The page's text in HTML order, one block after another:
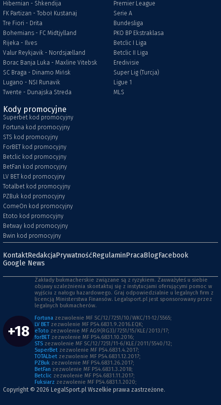
Hibernian - Shkendija
FK Partizan - Toboł Kustanaj
Tre Fiori - Drita
Bohemians - FC Midtjylland
Rijeka - Ilves
Valur Reykjavik - Nordsjælland
Borac Banja Luka - Maxline Vitebsk
SC Braga - Dinamo Mińsk
Lugano - NSI Runavik
Twente - Dunajska Streda
Premier League
Serie A
Bundesliga
PKO BP Ekstraklasa
Betclic I Liga
Betclic II Liga
Eredivisie
Super Lig (Turcja)
Ligue 1
MLS
Kody promocyjne
Superbet kod promocyjny
Fortuna kod promocyjny
STS kod promocyjny
ForBET kod promocyjny
Betclic kod promocyjny
BetFan kod promocyjny
LV BET kod promocyjny
Totalbet kod promocyjny
PZBuk kod promocyjny
ComeOn kod promocyjny
Etoto kod promocyjny
Betway kod promocyjny
Bwin kod promocyjny
KontaktRedakcjaPrywatnośćRegulaminPracaBlogFacebook
Google News
+18
Zakłady bukmacherskie związane są z ryzykiem. Zauważyłeś u siebie
objawy uzależnienia skontaktuj się z instytucjami oferującymi pomoc w
wyjściu z nałogu hazardowego. Graj odpowiedzialnie u legalnych firm z
licencją Ministerstwa Finansów. Legalsport.pl jest sponsorowany przez
legalnych bukmacherów.
Fortuna zezwolenie MF SC/12/7251/10/WKC/11-12/5565;
LV BET zezwolenie MF PS4.6831.9.2016.EQK;
eToto zezwolenie MF AG9(RG3)/7251/15/KLE/2013/17;
forBET zezwolenie MF PS4.6831.10.2016;
STS zezwolenie MF SC/12/7251/11-6/KLE/2011/5540/12;
SuperBet zezwolenie MF PS4.6831.4.2017;
TOTALbet zezwolenie MF PS4.6831.12.2017;
PZBuk zezwolenie MF PS4.6831.26.2017;
BetFan zezwolenie MF PS4.6831.3.2018;
Betclic zezwolenie MF PS4.6831.11.2017;
Fuksiarz zezwolenie MF PS4.6831.1.2020;
Copyright © 2026 LegalSport.pl Wszelkie prawa zastrzeżone.